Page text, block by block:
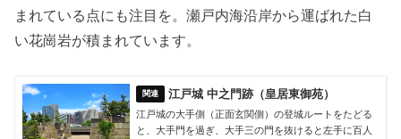
まれている点にも注目を。瀬戸内海沿岸から運ばれた白
い花崗岩が積まれています。
江戸城 中之門跡（皇居東御苑）
江戸城の大手側（正面玄関側）の登城ルートをたどる
と、大手門を過ぎ、大手三の門を抜けると左手に百人